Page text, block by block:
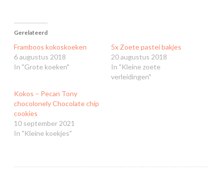
Gerelateerd
Framboos kokoskoeken
6 augustus 2018
In "Grote koeken"
5x Zoete pastei bakjes
20 augustus 2018
In "Kleine zoete
verleidingen"
Kokos – Pecan Tony
chocolonely Chocolate chip
cookies
10 september 2021
In "Kleine koekjes"